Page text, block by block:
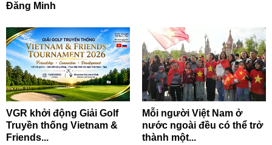
Đăng Minh
VGR khởi động Giải Golf
Truyền thống Vietnam &
Friends...
Mỗi người Việt Nam ở
nước ngoài đều có thể trở
thành một...